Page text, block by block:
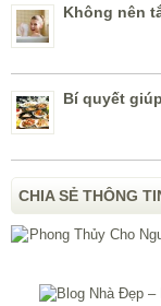
Không nên
Bí quyết
CHIA SẺ THÔNG